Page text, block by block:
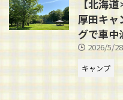
【北海
厚田キャ
グで車中
2026/5/28
キャンプ